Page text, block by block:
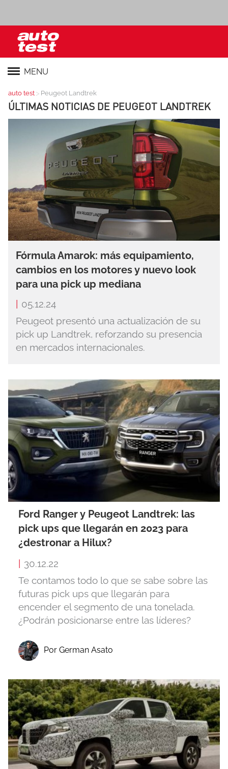
MENU
auto test > Peugeot Landtrek
ÚLTIMAS NOTICIAS DE PEUGEOT LANDTREK
Fórmula Amarok: más equipamiento,
cambios en los motores y nuevo look
para una pick up mediana
05.12.24
Peugeot presentó una actualización de su
pick up Landtrek, reforzando su presencia
en mercados internacionales.
Ford Ranger y Peugeot Landtrek: las
pick ups que llegarán en 2023 para
¿destronar a Hilux?
| 30.12.22
Te contamos todo lo que se sabe sobre las
futuras pick ups que llegarán para
encender el segmento de una tonelada.
¿Podrán posicionarse entre las líderes?
Por German Asato